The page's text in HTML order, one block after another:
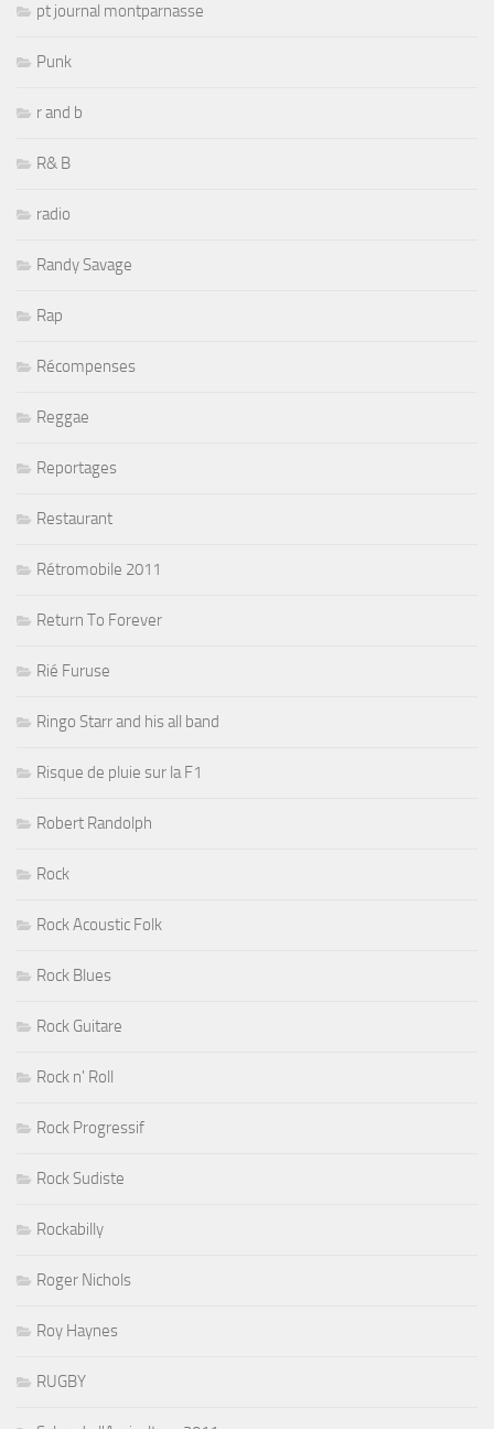
pt journal montparnasse
Punk
r and b
R& B
radio
Randy Savage
Rap
Récompenses
Reggae
Reportages
Restaurant
Rétromobile 2011
Return To Forever
Rié Furuse
Ringo Starr and his all band
Risque de pluie sur la F1
Robert Randolph
Rock
Rock Acoustic Folk
Rock Blues
Rock Guitare
Rock n' Roll
Rock Progressif
Rock Sudiste
Rockabilly
Roger Nichols
Roy Haynes
RUGBY